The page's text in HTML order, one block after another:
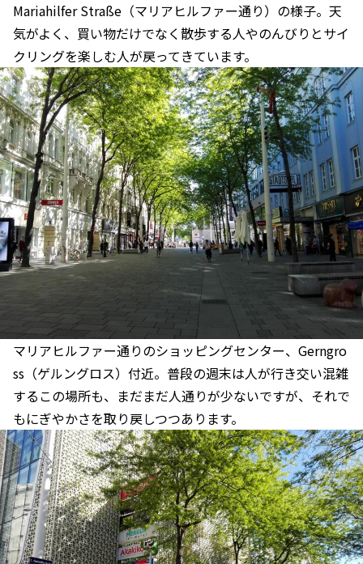
Mariahilfer Straße（マリアヒルファー通り）の様子。天
気がよく、買い物だけでなく散歩する人やのんびりとサイ
クリングを楽しむ人が戻ってきています。
マリアヒルファー通りのショッピングセンター、Gerngro
ss（ゲルングロス）付近。普段の週末は人が行き交い混雑
するこの場所も、まだまだ人通りが少ないですが、それで
もにぎやかさを取り戻しつつあります。